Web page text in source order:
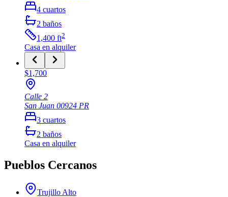
4 cuartos
2 baños
1,400 ft2
Casa en alquiler
$1,700
Calle 2
San Juan 00924 PR
3 cuartos
2 baños
Casa en alquiler
Pueblos Cercanos
Trujillo Alto